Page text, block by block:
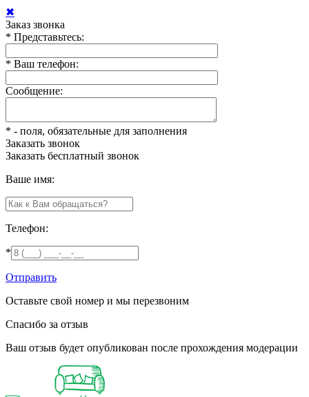
✖
Заказ звонка
* Представьтесь:
* Ваш телефон:
Сообщение:
* - поля, обязательные для заполнения
Заказать звонок
Заказать бесплатный звонок
Ваше имя:
Телефон:
*
Отправить
Оставьте свой номер и мы перезвоним
Спасибо за отзыв
Ваш отзыв будет опубликован после прохождения модерации